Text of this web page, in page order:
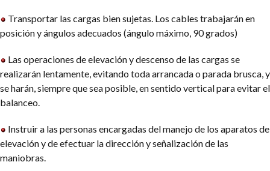
Transportar las cargas bien sujetas. Los cables trabajarán en
posición y ángulos adecuados (ángulo máximo, 90 grados)
Las operaciones de elevación y descenso de las cargas se
realizarán lentamente, evitando toda arrancada o parada brusca, y
se harán, siempre que sea posible, en sentido vertical para evitar el
balanceo.
Instruir a las personas encargadas del manejo de los aparatos de
elevación y de efectuar la dirección y señalización de las
maniobras.